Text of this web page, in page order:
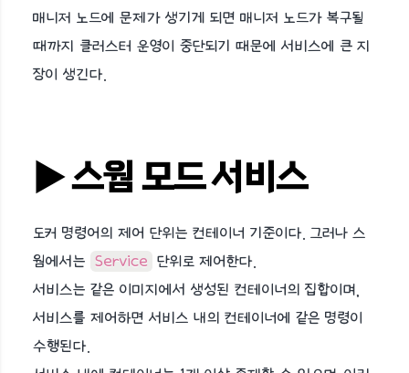
매니저 노드에 문제가 생기게 되면 매니저 노드가 복구될
때까지 클러스터 운영이 중단되기 때문에 서비스에 큰 지
장이 생긴다.
▶︎ 스웜 모드 서비스
도커 명령어의 제어 단위는 컨테이너 기준이다. 그러나 스
웜에서는 Service 단위로 제어한다.
서비스는 같은 이미지에서 생성된 컨테이너의 집합이며,
서비스를 제어하면 서비스 내의 컨테이너에 같은 명령이
수행된다.